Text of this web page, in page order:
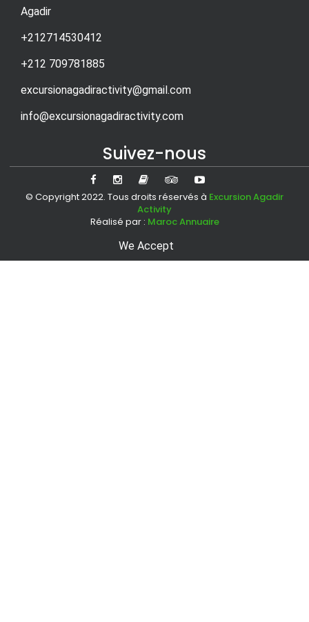
Agadir
+212714530412
+212 709781885
excursionagadiractivity@gmail.com
info@excursionagadiractivity.com
Suivez-nous
© Copyright 2022. Tous droits réservés à Excursion Agadir
Activity
Réalisé par : Maroc Annuaire
We Accept